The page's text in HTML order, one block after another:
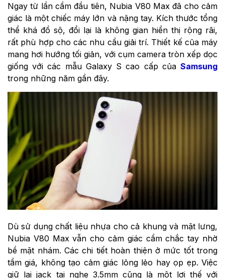
Ngay từ lần cầm đầu tiên, Nubia V80 Max đã cho cảm
giác là một chiếc máy lớn và nặng tay. Kích thước tổng
thể khá đồ sộ, đổi lại là không gian hiển thị rộng rãi,
rất phù hợp cho các nhu cầu giải trí. Thiết kế của máy
mang hơi hướng tối giản, với cụm camera tròn xếp dọc
giống với các mẫu Galaxy S cao cấp của Samsung
trong những năm gần đây.
Dù sử dụng chất liệu nhựa cho cả khung và mặt lưng,
Nubia V80 Max vẫn cho cảm giác cầm chắc tay nhờ
bề mặt nhám. Các chi tiết hoàn thiện ở mức tốt trong
tầm giá, không tạo cảm giác lỏng lẻo hay ọp ẹp. Việc
giữ lại jack tai nghe 3.5mm cũng là một lợi thế với